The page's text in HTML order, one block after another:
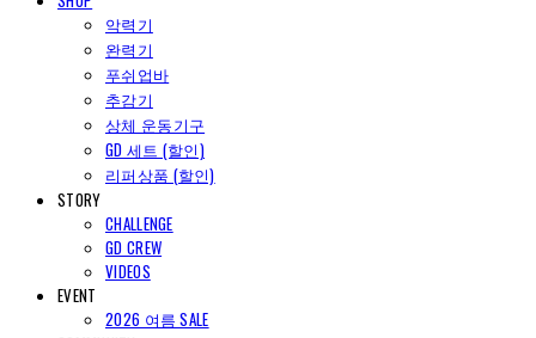
악력기
완력기
푸쉬업바
추감기
상체 운동기구
GD 세트 (할인)
리퍼상품 (할인)
STORY
CHALLENGE
GD CREW
VIDEOS
EVENT
2026 여름 SALE